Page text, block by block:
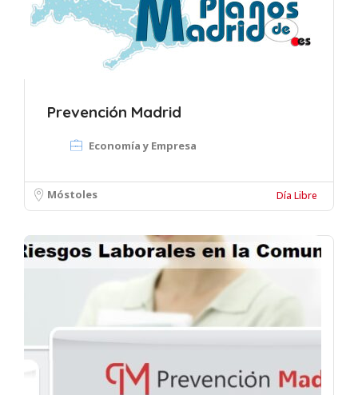
Prevención Madrid
Economía y Empresa
Móstoles Día Libre